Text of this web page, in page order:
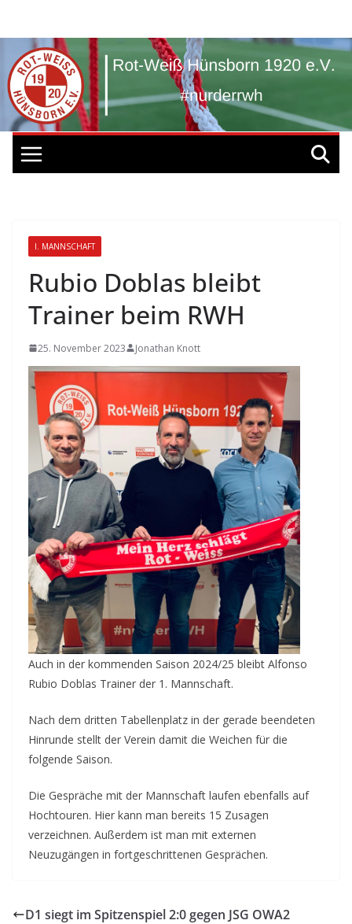
springen
I. MANNSCHAFT
Rubio Doblas bleibt
Trainer beim RWH
25. November 2023 Jonathan Knott
Auch in der kommenden Saison 2024/25 bleibt Alfonso
Rubio Doblas Trainer der 1. Mannschaft.
Nach dem dritten Tabellenplatz in der gerade beendeten
Hinrunde stellt der Verein damit die Weichen für die
folgende Saison.
Die Gespräche mit der Mannschaft laufen ebenfalls auf
Hochtouren. Hier kann man bereits 15 Zusagen
verzeichnen. Außerdem ist man mit externen
Neuzugängen in fortgeschrittenen Gesprächen.
D1 siegt im Spitzenspiel 2:0 gegen JSG OWA2